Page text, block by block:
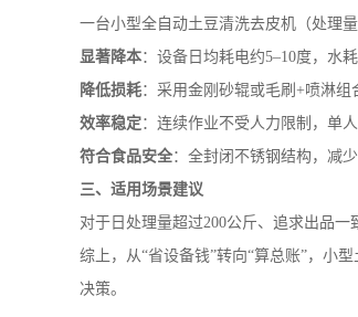
一台小型全自动土豆清洗去皮机（处理
显著降本：设备日均耗电约5–10度，水
降低损耗：采用金刚砂辊或毛刷+喷淋组
效率稳定：连续作业不受人力限制，单
符合食品安全：全封闭不锈钢结构，减
三、适用场景建议
对于日处理量超过200公斤、追求出品
综上，从“省设备钱”转向“算总账”，小
决策。